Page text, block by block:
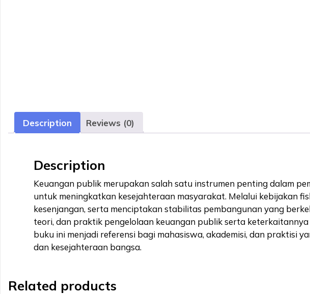
Description Reviews (0)
Description
Keuangan publik merupakan salah satu instrumen penting dalam
untuk meningkatkan kesejahteraan masyarakat. Melalui kebijakan
kesenjangan, serta menciptakan stabilitas pembangunan yang
teori, dan praktik pengelolaan keuangan publik serta
buku ini menjadi referensi bagi mahasiswa, akademisi, dan praktisi
dan kesejahteraan bangsa.
Related products